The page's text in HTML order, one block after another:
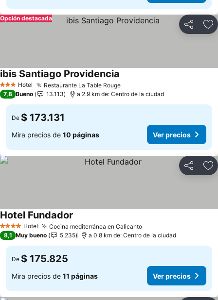
Compartir
Opción destacada
3 Estrellas
Hotel Restaurante La Table RougeVer precios
ibis Santiago Providencia
7,8 Bueno 13.113 a 2.9 km de: Centro de la ciudad
De $ 173.131
Mira precios de 10 páginas Ver precios
Compartir
4 EstrellasHotel Cocina mediterránea en CalicantoVer precios
Hotel Fundador
8,1 Muy bueno 5.235 a 0.8 km de: Centro de la ciudad
De $ 175.825
Mira precios de 11 páginas Ver precios